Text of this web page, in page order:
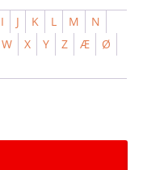
I J K L M
N
W X Y Z Æ
Ø